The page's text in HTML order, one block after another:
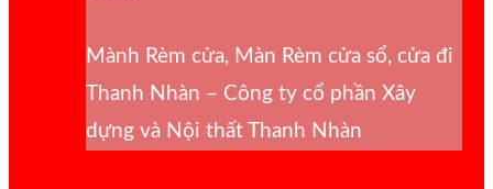
Mành Rèm cửa, Màn Rèm cửa sổ, cửa đi
Thanh Nhàn – Công ty cổ phần Xây
dựng và Nội thất Thanh Nhàn